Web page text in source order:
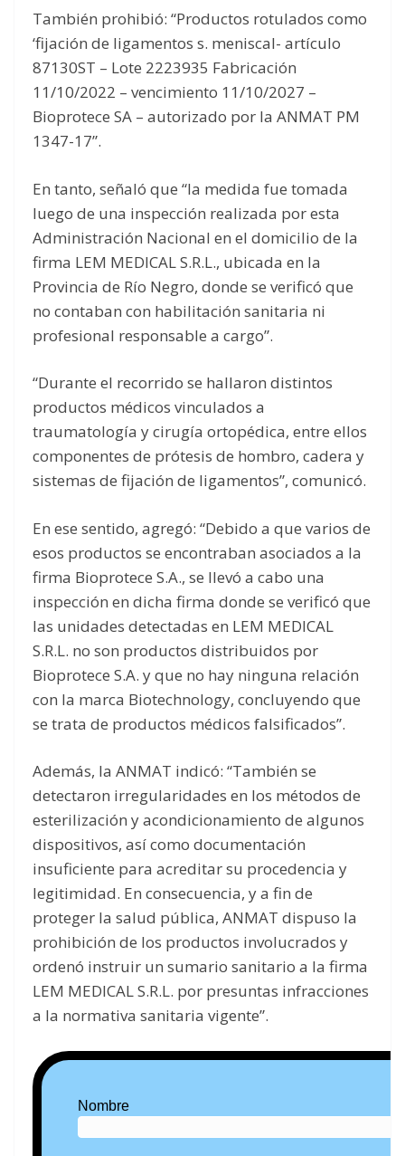
También prohibió: “Productos rotulados como
‘fijación de ligamentos s. meniscal- artículo
87130ST – Lote 2223935 Fabricación
11/10/2022 – vencimiento 11/10/2027 –
Bioprotece SA – autorizado por la ANMAT PM
1347-17”.
En tanto, señaló que “la medida fue tomada
luego de una inspección realizada por esta
Administración Nacional en el domicilio de la
firma LEM MEDICAL S.R.L., ubicada en la
Provincia de Río Negro, donde se verificó que
no contaban con habilitación sanitaria ni
profesional responsable a cargo”.
“Durante el recorrido se hallaron distintos
productos médicos vinculados a
traumatología y cirugía ortopédica, entre ellos
componentes de prótesis de hombro, cadera y
sistemas de fijación de ligamentos”, comunicó.
En ese sentido, agregó: “Debido a que varios de
esos productos se encontraban asociados a la
firma Bioprotece S.A., se llevó a cabo una
inspección en dicha firma donde se verificó que
las unidades detectadas en LEM MEDICAL
S.R.L. no son productos distribuidos por
Bioprotece S.A. y que no hay ninguna relación
con la marca Biotechnology, concluyendo que
se trata de productos médicos falsificados”.
Además, la ANMAT indicó: “También se
detectaron irregularidades en los métodos de
esterilización y acondicionamiento de algunos
dispositivos, así como documentación
insuficiente para acreditar su procedencia y
legitimidad. En consecuencia, y a fin de
proteger la salud pública, ANMAT dispuso la
prohibición de los productos involucrados y
ordenó instruir un sumario sanitario a la firma
LEM MEDICAL S.R.L. por presuntas infracciones
a la normativa sanitaria vigente”.
Nombre